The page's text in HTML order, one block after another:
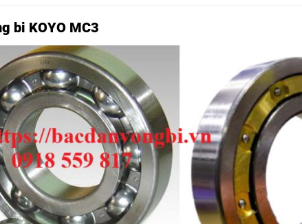
bi KOYO MC3